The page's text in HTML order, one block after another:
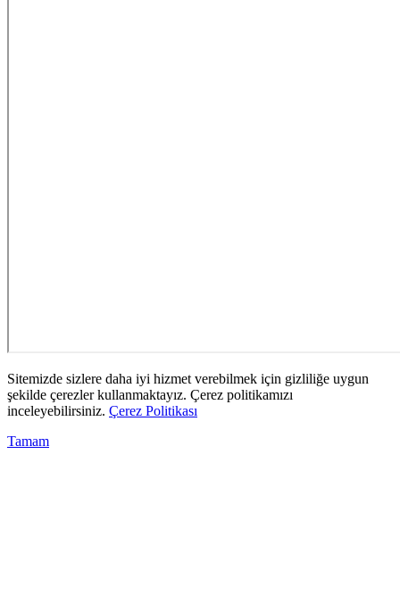
Sitemizde sizlere daha iyi hizmet verebilmek için gizliliğe uygun
şekilde çerezler kullanmaktayız. Çerez politikamızı
inceleyebilirsiniz. Çerez Politikası
Tamam